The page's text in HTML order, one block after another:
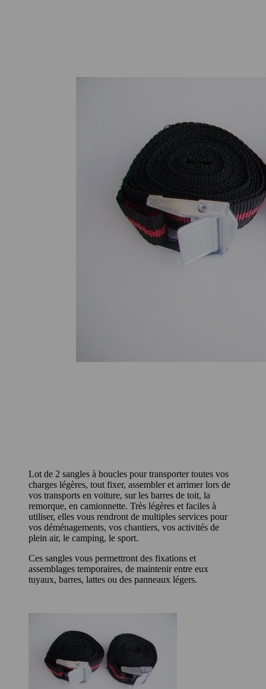
Lot de 2 sangles à boucles pour transporter toutes vos
charges légères, tout fixer, assembler et arrimer lors de
vos transports en voiture, sur les barres de toit, la
remorque, en camionnette. Très légères et faciles à
utiliser, elles vous rendront de multiples services pour
vos déménagements, vos chantiers, vos activités de
plein air, le camping, le sport.
Ces sangles vous permettront des fixations et
assemblages temporaires, de maintenir entre eux
tuyaux, barres, lattes ou des panneaux légers.